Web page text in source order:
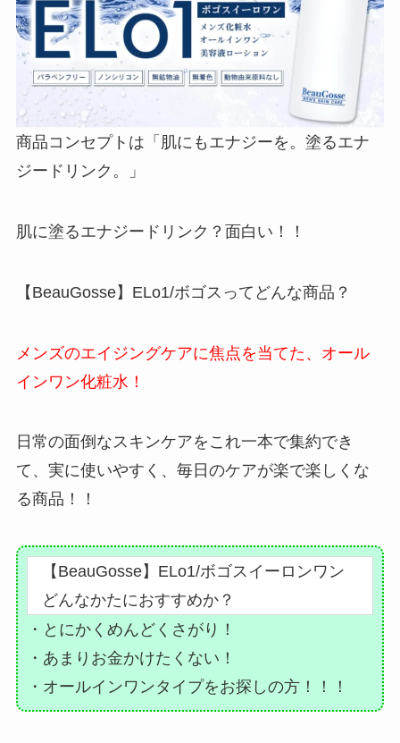
商品コンセプトは「肌にもエナジーを。塗るエナ
ジードリンク。」
肌に塗るエナジードリンク？面白い！！
【BeauGosse】ELo1/ボゴスってどんな商品？
メンズのエイジングケアに焦点を当てた、オール
インワン化粧水！
日常の面倒なスキンケアをこれ一本で集約でき
て、実に使いやすく、毎日のケアが楽で楽しくな
る商品！！
【BeauGosse】ELo1/ボゴスイーロンワン
どんなかたにおすすめか？
・とにかくめんどくさがり！
・あまりお金かけたくない！
・オールインワンタイプをお探しの方！！！